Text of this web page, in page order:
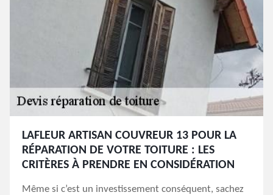
LAFLEUR ARTISAN COUVREUR 13 POUR LA
RÉPARATION DE VOTRE TOITURE : LES
CRITÈRES À PRENDRE EN CONSIDÉRATION
Même si c’est un investissement conséquent, sachez